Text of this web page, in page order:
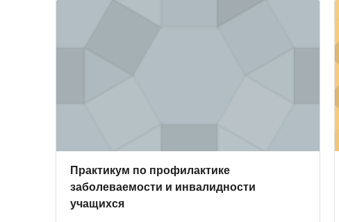
Course image
Course name
Практикум по профилактике
заболеваемости и инвалидности
учащихся